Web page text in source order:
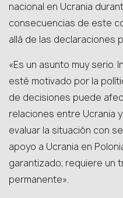
nacional en Ucrania
consecuencias de este
allá de las declaraciones
«Es un asunto muy serio.
esté motivado por la
de decisiones puede
relaciones entre Ucrania
evaluar la situación con
apoyo a Ucrania en
garantizado; requiere un
permanente».